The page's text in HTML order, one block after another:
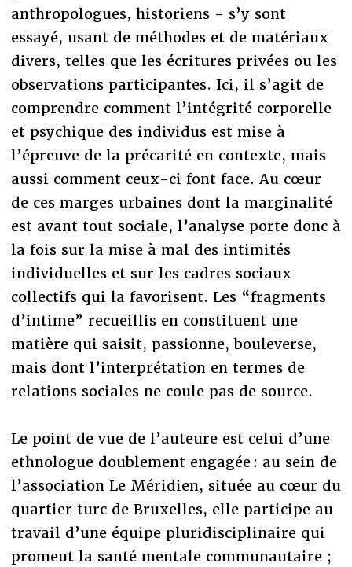
anthropologues, historiens - s’y sont
essayé, usant de méthodes et de matériaux
divers, telles que les écritures privées ou les
observations participantes. Ici, il s’agit de
comprendre comment l’intégrité corporelle
et psychique des individus est mise à
l’épreuve de la précarité en contexte, mais
aussi comment ceux-ci font face. Au cœur
de ces marges urbaines dont la marginalité
est avant tout sociale, l’analyse porte donc à
la fois sur la mise à mal des intimités
individuelles et sur les cadres sociaux
collectifs qui la favorisent. Les “fragments
d’intime” recueillis en constituent une
matière qui saisit, passionne, bouleverse,
mais dont l’interprétation en termes de
relations sociales ne coule pas de source.
Le point de vue de l’auteure est celui d’une
ethnologue doublement engagée : au sein de
l’association Le Méridien, située au cœur du
quartier turc de Bruxelles, elle participe au
travail d’une équipe pluridisciplinaire qui
promeut la santé mentale communautaire ;